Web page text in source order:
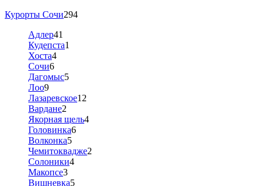
Курорты Сочи294
Адлер41
Кудепста1
Хоста4
Сочи6
Дагомыс5
Лоо9
Лазаревское12
Вардане2
Якорная щель4
Головинка6
Волконка5
Чемитоквадже2
Солоники4
Макопсе3
Вишневка5